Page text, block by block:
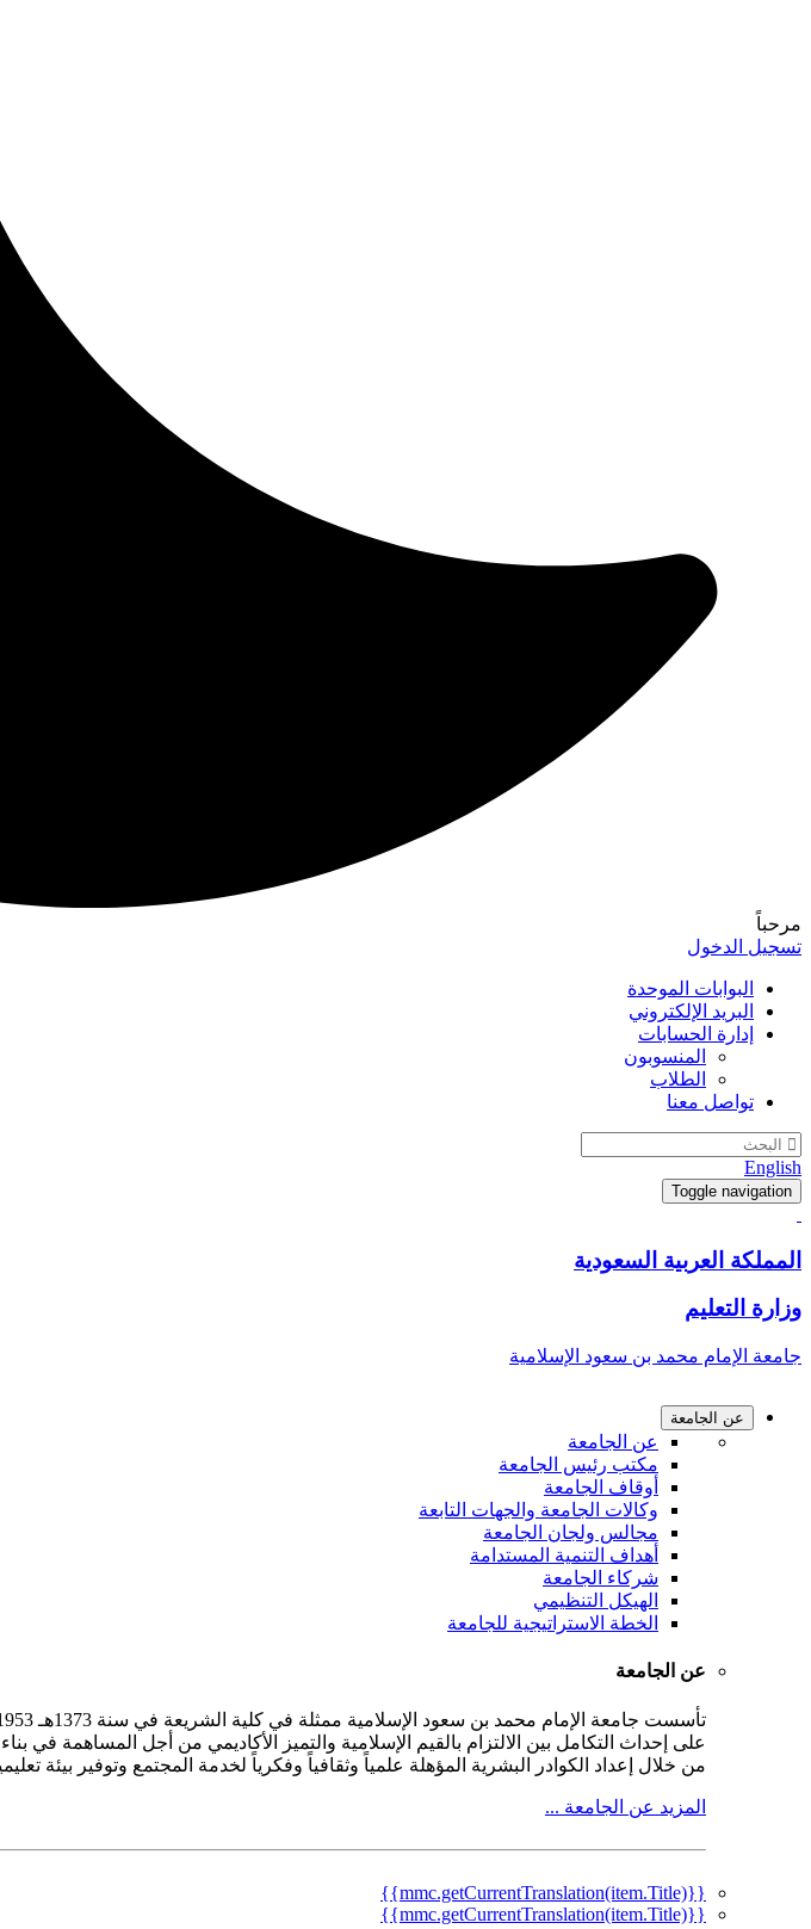
مرحباً
تسجيل الدخول
البوابات الموحدة
البريد الإلكتروني
إدارة الحسابات
المنسوبون
الطلاب
تواصل معنا
English
Toggle navigation
المملكة العربية السعودية
وزارة التعليم
جامعة الإمام محمد بن سعود الإسلامية
عن الجامعة
عن الجامعة
مكتب رئيس الجامعة
أوقاف الجامعة
وكالات الجامعة والجهات التابعة
مجالس ولجان الجامعة
أهداف التنمية المستدامة
شركاء الجامعة
الهيكل التنظيمي
الخطة الاستراتيجية للجامعة
عن الجامعة
على إحداث التكامل بين الالتزام بالقيم الإسلامية والتميز الأكاديمي من أجل المساهمة في
من خلال إعداد الكوادر البشرية المؤهلة علمياً وثقافياً وفكرياً لخدمة المجتمع وتوفير بيئة
المزيد عن الجامعة ...
{{mmc.getCurrentTranslation(item.Title)}}
{{mmc.getCurrentTranslation(item.Title)}}